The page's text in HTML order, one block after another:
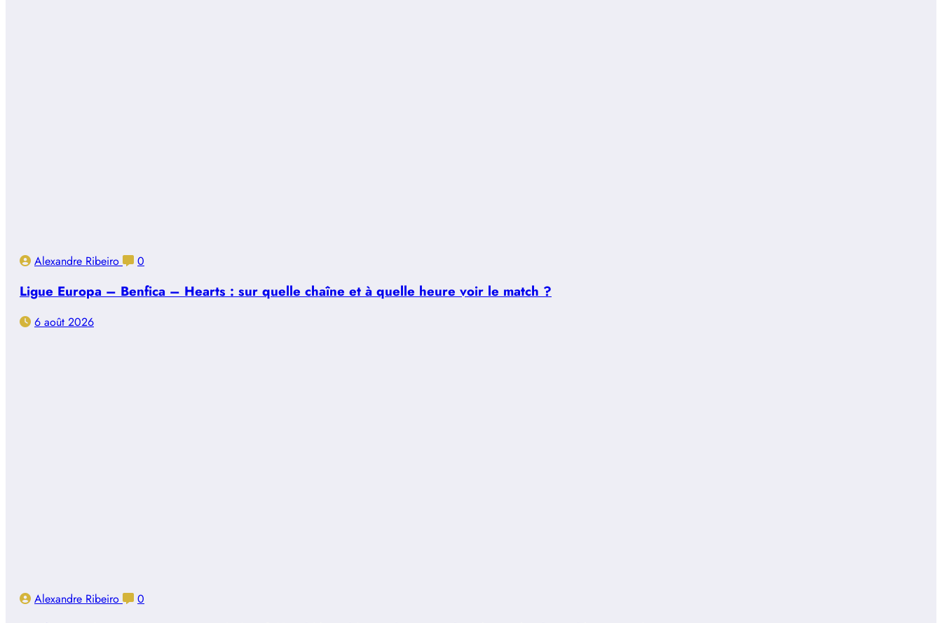
Alexandre Ribeiro 0
Ligue Europa – Benfica – Hearts : sur quelle chaîne et à quelle heure voir le match ?
6 août 2026
Alexandre Ribeiro 0